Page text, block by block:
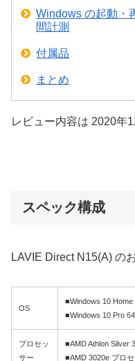
Windows の起動・
間計測
付属品
まとめ
レビュー内容は 2020年
スペック構成
LAVIE Direct N15(A) の
OS
■Windows 10 Home
■Windows 10 Pro
プロセッ
サー
■AMD Athlon Silver
■AMD 3020e プロ